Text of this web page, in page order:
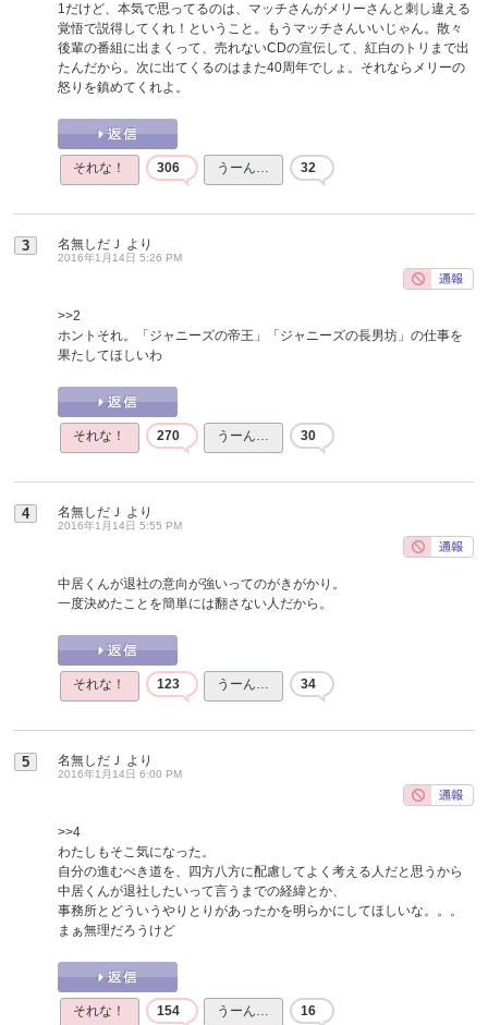
1だけど、本気で思ってるのは、マッチさんがメリーさんと刺し違える
覚悟で説得してくれ！ということ。もうマッチさんいいじゃん。散々
後輩の番組に出まくって、売れないCDの宣伝して、紅白のトリまで出
たんだから。次に出てくるのはまた40周年でしょ。それならメリーの
怒りを鎮めてくれよ。
それな！ 306 うーん… 32
3 名無しだＪ より
2016年1月14日 5:26 PM
>>2
ホントそれ。「ジャニーズの帝王」「ジャニーズの長男坊」の仕事を
果たしてほしいわ
それな！ 270 うーん… 30
4 名無しだＪ より
2016年1月14日 5:55 PM
中居くんが退社の意向が強いってのがきがかり。
一度決めたことを簡単には翻さない人だから。
それな！ 123 うーん… 34
5 名無しだＪ より
2016年1月14日 6:00 PM
>>4
わたしもそこ気になった。
自分の進むべき道を、四方八方に配慮してよく考える人だと思うから
中居くんが退社したいって言うまでの経緯とか、
事務所とどういうやりとりがあったかを明らかにしてほしいな。。。
まぁ無理だろうけど
それな！ 154 うーん… 16